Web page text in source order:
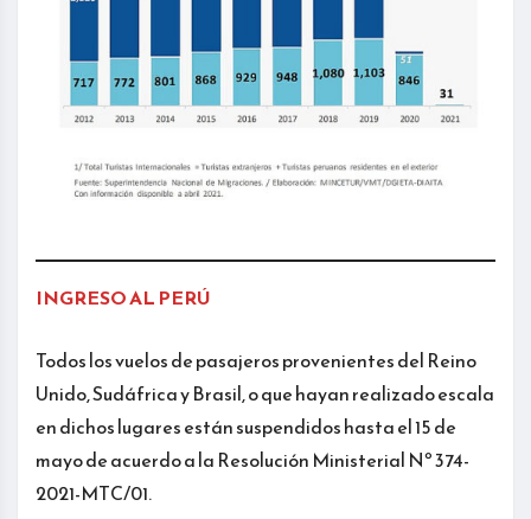
INGRESO AL PERÚ
Todos los vuelos de pasajeros provenientes del Reino
Unido, Sudáfrica y Brasil, o que hayan realizado escala
en dichos lugares están suspendidos hasta el 15 de
mayo de acuerdo a la Resolución Ministerial Nº 374-
2021-MTC/01.